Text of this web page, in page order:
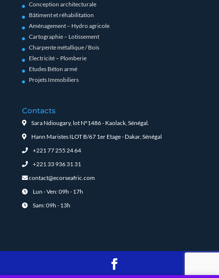
Conception architecturale
Bâtiment et réhabilitation
Aménagement – Hydro agricole
Cartographie – Lotissement
Charpente métallique / Bois
Electricité – Plomberie
Etudes Béton armé
Projets Immobiliers
Contacts
Sara Ndiougary, lot N°1486 - Kaolack, Sénégal.
Hann Maristes ILOT B/67 1er Etage - Dakar, Sénégal
+221 77 255 24 64
+221 33 936 31 31
contact@ecorseafric.com
Lun - Ven: 09h - 17h
Sam: 09h - 13h